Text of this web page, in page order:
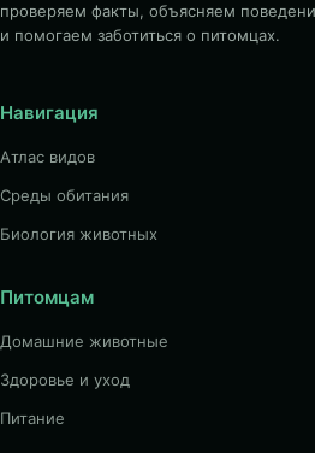
проверяем факты, объясняем
и помогаем заботиться о питомцах.
Навигация
Атлас видов
Среды обитания
Биология животных
Питомцам
Домашние животные
Здоровье и уход
Питание